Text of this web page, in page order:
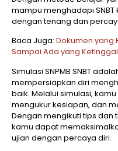
mampu menghadapi
dengan tenang dan
Baca Juga: Dokumen yang
Sampai Ada yang
Simulasi SNPMB SNBT
mempersiapkan diri
baik. Melalui simulasi,
mengukur kesiapan, dan
Dengan mengikuti tips dan
kamu dapat
ujian dengan percaya diri.